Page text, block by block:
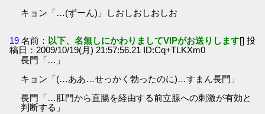
キョン「…(ずーん)」しおしおしおしお
19 名前： 以下、名無しにかわりましてVIPがお送りします[] 投
稿日：2009/10/19(月) 21:57:56.21 ID:Cq+TLKXm0
長門「…」
キョン「(…ああ…せっかく勃ったのに)…すまん長門」
長門「…肛門から直腸を経由する前立腺への刺激が有効と
判断する」